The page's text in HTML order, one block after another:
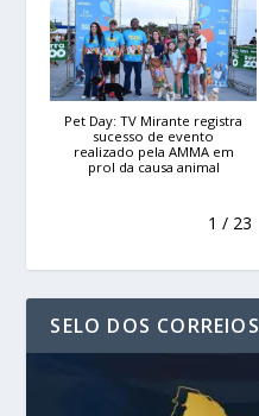
Pet Day: TV Mirante registra
sucesso de evento
realizado pela AMMA em
prol da causa animal
1 / 23
SELO DOS CORREIOS